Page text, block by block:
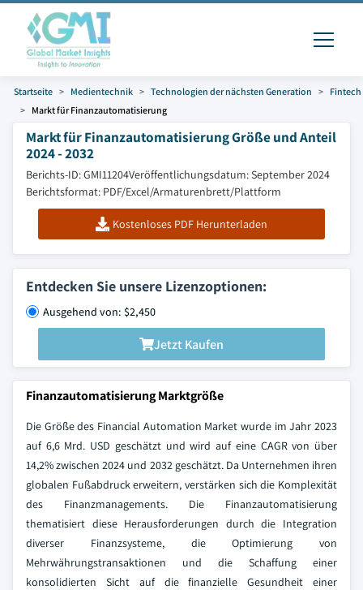
Startseite Medientechnik Technologien der nächsten Generation
Fintech
Markt für Finanzautomatisierung
Markt für Finanzautomatisierung Größe und Anteil
2024 - 2032
Berichts-ID: GMI11204Veröffentlichungsdatum: September 2024
Berichtsformat: PDF/Excel/Armaturenbrett/Plattform
Kostenloses PDF Herunterladen
Entdecken Sie unsere Lizenzoptionen:
Ausgehend von: $2,450
Jetzt Kaufen
Finanzautomatisierung Marktgröße
Die Größe des Financial Automation Market wurde im Jahr 2023
auf 6,6 Mrd. USD geschätzt und wird auf eine CAGR von über
14,2% zwischen 2024 und 2032 geschätzt. Da Unternehmen ihren
globalen Fußabdruck erweitern, verstärken sich die Komplexität
des Finanzmanagements. Die Finanzautomatisierung
thematisiert diese Herausforderungen durch die Integration
diverser Finanzsysteme, die Optimierung von
Mehrwährungstransaktionen und die Schaffung einer
konsolidierten Sicht auf die finanzielle Gesundheit einer